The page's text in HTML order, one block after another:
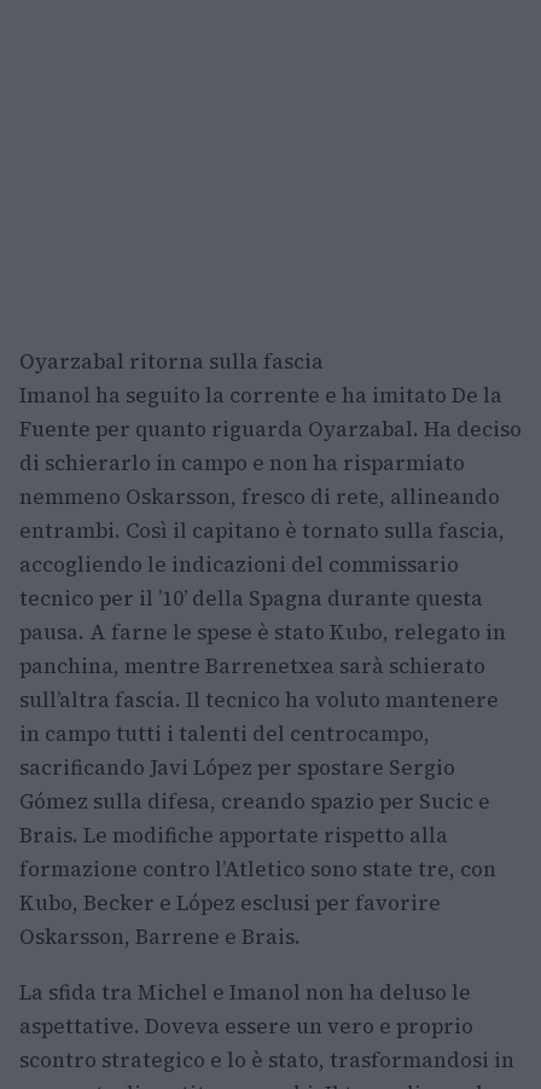
Oyarzabal ritorna sulla fascia
Imanol ha seguito la corrente e ha imitato De la
Fuente per quanto riguarda Oyarzabal. Ha deciso
di schierarlo in campo e non ha risparmiato
nemmeno Oskarsson, fresco di rete, allineando
entrambi. Così il capitano è tornato sulla fascia,
accogliendo le indicazioni del commissario
tecnico per il ’10’ della Spagna durante questa
pausa. A farne le spese è stato Kubo, relegato in
panchina, mentre Barrenetxea sarà schierato
sull’altra fascia. Il tecnico ha voluto mantenere
in campo tutti i talenti del centrocampo,
sacrificando Javi López per spostare Sergio
Gómez sulla difesa, creando spazio per Sucic e
Brais. Le modifiche apportate rispetto alla
formazione contro l’Atletico sono state tre, con
Kubo, Becker e López esclusi per favorire
Oskarsson, Barrene e Brais.
La sfida tra Michel e Imanol non ha deluso le
aspettative. Doveva essere un vero e proprio
scontro strategico e lo è stato, trasformandosi in